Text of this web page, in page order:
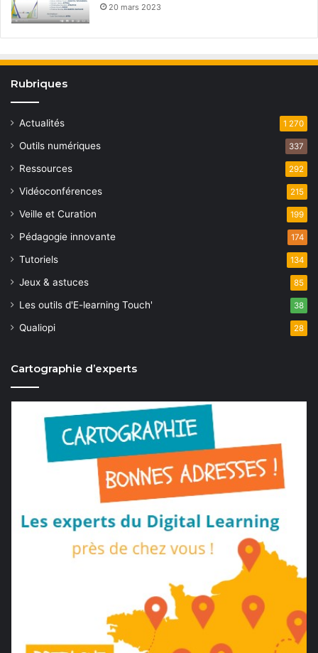
20 mars 2023
Rubriques
Actualités 1 270
Outils numériques 337
Ressources 292
Vidéoconférences 215
Veille et Curation 199
Pédagogie innovante 174
Tutoriels 134
Jeux & astuces 85
Les outils d'E-learning Touch' 38
Qualiopi 28
Cartographie d’experts